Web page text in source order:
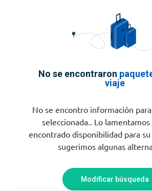
No se encontraron
viaje
No se encontro información
seleccionada.. Lo
encontrado disponibilidad para su
sugerimos algunas
Modificar búsqueda